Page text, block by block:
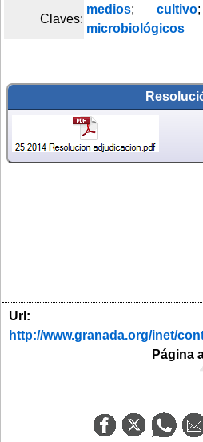
Claves:
medios;cultivo
microbiológicos
Url:
http://www.granada.org/inet/
Página